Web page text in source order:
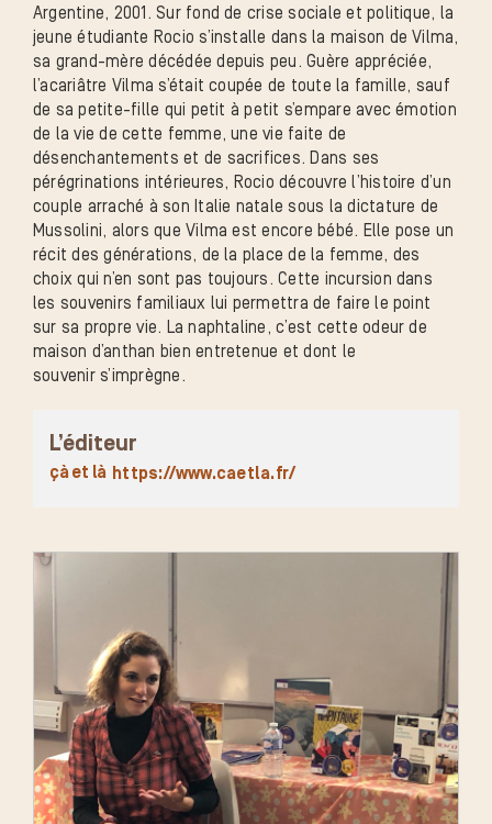
Argentine, 2001. Sur fond de crise sociale et politique, la
jeune étudiante Rocio s’installe dans la maison de Vilma,
sa grand-mère décédée depuis peu. Guère appréciée,
l’acariâtre Vilma s’était coupée de toute la famille, sauf
de sa petite-fille qui petit à petit s’empare avec émotion
de la vie de cette femme, une vie faite de
désenchantements et de sacrifices. Dans ses
pérégrinations intérieures, Rocio découvre l’histoire d’un
couple arraché à son Italie natale sous la dictature de
Mussolini, alors que Vilma est encore bébé. Elle pose un
récit des générations, de la place de la femme, des
choix qui n’en sont pas toujours. Cette incursion dans
les souvenirs familiaux lui permettra de faire le point
sur sa propre vie. La naphtaline, c’est cette odeur de
maison d’anthan bien entretenue et dont le
souvenir s’imprègne.
L’éditeur
çà et là https://www.caetla.fr/